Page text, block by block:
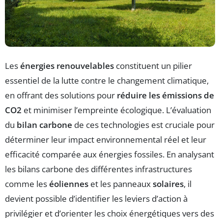
Lesénergies renouvelables constituent un pilier
essentiel de la lutte contre le changement climatique,
en offrant des solutions pour réduire les émissions de
CO2 et minimiser l’empreinte écologique. L’évaluation
du bilan carbone de ces technologies est cruciale pour
déterminer leur impact environnemental réel et leur
efficacité comparée aux énergies fossiles. En analysant
les bilans carbone des différentes infrastructures
comme leséoliennes et les panneauxsolaires, il
devient possible d’identifier les leviers d’action à
privilégier et d’orienter les choix énergétiques vers des